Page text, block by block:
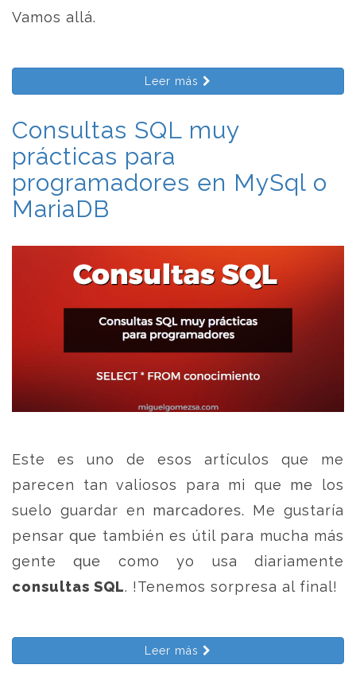
Vamos allá.
Leer más
Consultas SQL muy
prácticas para
programadores en MySql o
MariaDB
Este es uno de esos artículos que me
parecen tan valiosos para mi que me los
suelo guardar en marcadores. Me gustaría
pensar que también es útil para mucha más
gente que como yo usa diariamente
consultas SQL. !Tenemos sorpresa al final!
Leer más